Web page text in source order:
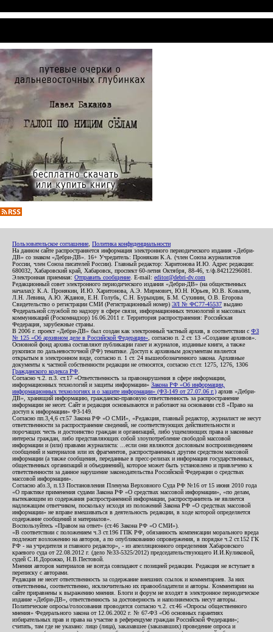
Пользовательское соглашение Политика конфиденциальности
На данном сайте распространяется информация электронного периодического издания «Дебри-
ДВ» со знаком «Дебри-ДВ». 16+ Учредитель: Пронякин К.А. (член Союза журналистов
России, член Союза писателей России). Главный редактор: Харитонова И.Ю. Адрес редакции:
680032, Хабаровский край, Хабаровск, проспект 60-летия Октября, 88-46, т./ф.84212296081.
Электронная приемная: Отправить сообщение . E-mail: editor@debri-dv.com
Редакционный совет электронного периодического издания «Дебри-ДВ» (на общественных
началах): К.А. Пронякин, И.Ю. Харитонова, А.Э. Мирмович, Ю.Н. Юрьев, Ю.В. Ковалев,
Л.Н. Левина, А.Ю. Жданов, Е.Н. Голубь, С.Н. Бурындин, Б.М. Сухинин, О.В. Егорова
Свидетельство о регистрации СМИ (Регистрационный номер) ЭЛ № ФС77-45537 выдано
Федеральной службой по надзору в сфере связи, информационных технологий и массовых
коммуникаций (Роскомнадзор) 16.06.2011 г. Территория распространения: Российская
Федерация, зарубежные страны.
В 2006 г. проект «Дебри-ДВ» был создан как электронный частный архив, в соответствии с ФЗ
№ 125 «Об архивном деле в Российской Федерации» , согласно п. 2 ст. 13 «Создание архивов».
Основной фонд архива составляют публикации газет и журналов, изданные книги, а также
рукописи по дальневосточной (РФ) тематике. Доступ к архивным документам является
открытым в электронном виде, согласно п. 1 ст. 24 вышеобозначенного закона. Архивные
документы к частной собственности редакции не относятся, согласно ст.ст. 1275, 1276, 1306
Гражданского кодекса РФ
Согласно ч.2. п.3. ст.17 «Ответственность за правонарушения в сфере информации,
информационных технологий и защиты информации» Закона РФ «Об информации,
информационных технологиях и о защите информации» (ФЗ-149 от 27.07.06 г.) архив «Дебри-
ДВ», хранящий информацию, гражданско-правовую ответственность за распространение
информации не несет. Сайт и редакция основываются и работают на основании ст.8 «Право на
доступ к информации» ФЗ-149.
Согласно пп.3,4,6 ст.57 Закона РФ «О СМИ», «Редакция, главный редактор, журналист не несут
ответственности за распространение сведений, не соответствующих действительности и
порочащих честь и достоинство граждан и организаций, либо ущемляющих права и законные
интересы граждан, либо представляющих собой злоупотребление свободой массовой
информации и (или) правами журналиста: ...если они являются дословным воспроизведением
сообщений и материалов или их фрагментов, распространенных другим средством массовой
информации (а также сообщения, переданные в пресс-релизах и информация государственных,
общественных организаций и объединений), которое может быть установлено и привлечено к
ответственности за данное нарушение законодательства Российской Федерации о средствах
массовой информации».
Согласно абз.3, п.13 Постановления Пленума Верховного Суда РФ №16 от 15 июня 2010 года
«О практике применения судами Закона РФ «О средствах массовой информации», «по делам,
вытекающим из содержания распространенной информации, распространитель не является
надлежащим ответчиком, поскольку исходя из положений Закона РФ «О средствах массовой
информации» не вправе вмешиваться в деятельность редакции, в ходе которой определяется
содержание сообщений и материалов».
Воспользуйтесь «Правом на ответ» (ст.46 Закона РФ «О СМИ»).
«В соответствии с положением ч.3 ст.196 ГПК РФ, обязанность компенсации морального вреда
подлежит возложению на авторов, а по опубликованию опровержения, в порядке ч.2 ст.152 ГК
РФ - на учредителя и главного редактор», - из апелляционного определения Хабаровского
краевого суда от 22.08.2012 г. (дело №33-5325/2012) председательствующего И.И.Куликовой,
судей С.И.Дорожко, Н.В.Пестовой.
Мнения авторов материалов не всегда совпадают с позицией редакции. Редакция не вступает в
переписку с авторами.
Редакция не несет ответственность за содержание внешних ссылок и комментариев. За них
ответственны, соответственно, исключительно их правообладатели и авторы. Комментарии на
сайте приравнены к выражению мнения. Блоги и форум не входят в электронное периодическое
издание «Дебри-ДВ», ответственность за достоверность и наполняемость несут авторы.
Политические опросы/голосования проводятся согласно ч.2. ст.46 «Опросы общественного
мнения» Федерального закона от 12.06.2002 г. № 67-ФЗ «Об основных гарантиях
избирательных прав и права на участие в референдуме граждан Российской Федерации»;
считать, там где не указано: лицо (лица), заказавшее (заказавших) проведение опроса и